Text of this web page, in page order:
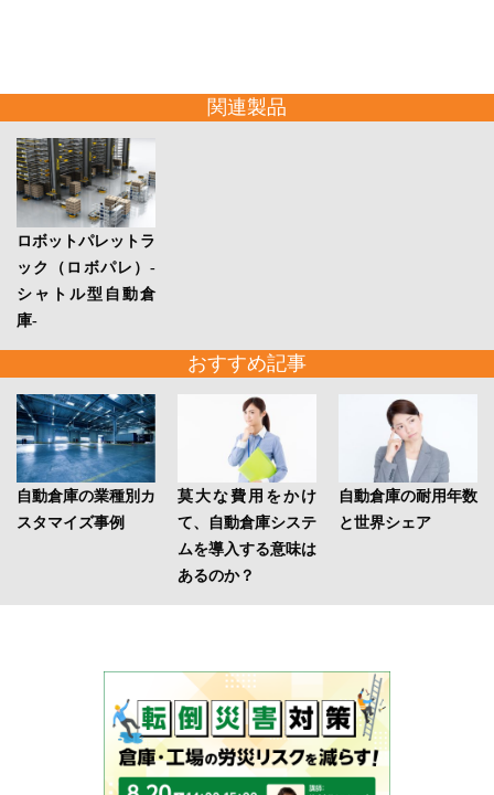
関連製品
ロボットパレットラ
ック（ロボパレ）-
シャトル型自動倉
庫-
おすすめ記事
自動倉庫の業種別カ
スタマイズ事例
莫大な費用をかけ
て、自動倉庫システ
ムを導入する意味は
あるのか？
自動倉庫の耐用年数
と世界シェア